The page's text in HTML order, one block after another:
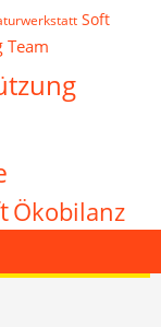
Soft
Team
Ökobilanz